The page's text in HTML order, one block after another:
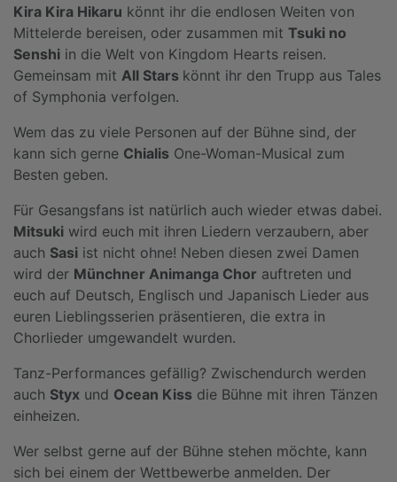
Kira Kira Hikaru könnt ihr die endlosen Weiten von
Mittelerde bereisen, oder zusammen mit Tsuki no
Senshi in die Welt von Kingdom Hearts reisen.
Gemeinsam mit All Stars könnt ihr den Trupp aus Tales
of Symphonia verfolgen.
Wem das zu viele Personen auf der Bühne sind, der
kann sich gerne Chialis One-Woman-Musical zum
Besten geben.
Für Gesangsfans ist natürlich auch wieder etwas dabei.
Mitsuki wird euch mit ihren Liedern verzaubern, aber
auch Sasi ist nicht ohne! Neben diesen zwei Damen
wird der Münchner Animanga Chor auftreten und
euch auf Deutsch, Englisch und Japanisch Lieder aus
euren Lieblingsserien präsentieren, die extra in
Chorlieder umgewandelt wurden.
Tanz-Performances gefällig? Zwischendurch werden
auch Styx und Ocean Kiss die Bühne mit ihren Tänzen
einheizen.
Wer selbst gerne auf der Bühne stehen möchte, kann
sich bei einem der Wettbewerbe anmelden. Der